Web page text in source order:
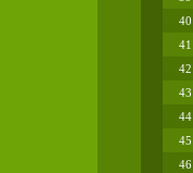
40
41
42
43
44
45
46